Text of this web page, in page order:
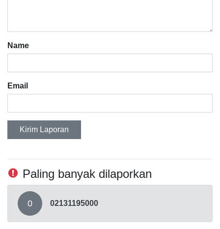
Name
Email
Kirim Laporan
Paling banyak dilaporkan
0 02131195000